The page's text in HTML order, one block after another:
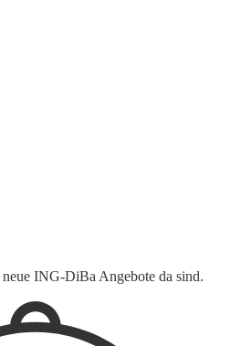
ING-DiBa Angebote da sind.